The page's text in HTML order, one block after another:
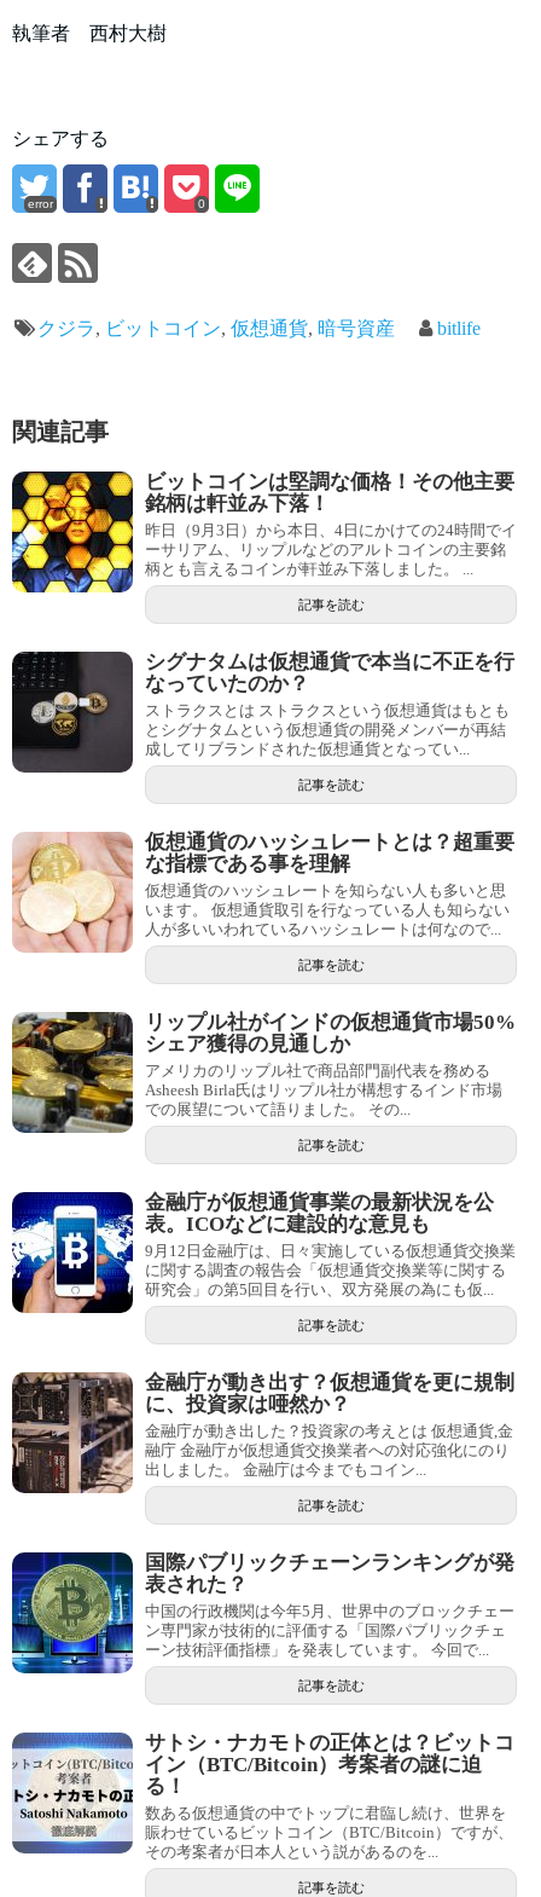
執筆者 西村大樹
シェアする
error 0
クジラ, ビットコイン, 仮想通貨, 暗号資産 bitlife
関連記事
ビットコインは堅調な価格！その他主要
銘柄は軒並み下落！
昨日（9月3日）から本日、4日にかけての24時間でイ
ーサリアム、リップルなどのアルトコインの主要銘
柄とも言えるコインが軒並み下落しました。 ...
記事を読む
シグナタムは仮想通貨で本当に不正を行
なっていたのか？
ストラクスとは ストラクスという仮想通貨はもとも
とシグナタムという仮想通貨の開発メンバーが再結
成してリブランドされた仮想通貨となってい...
記事を読む
仮想通貨のハッシュレートとは？超重要
な指標である事を理解
仮想通貨のハッシュレートを知らない人も多いと思
います。 仮想通貨取引を行なっている人も知らない
人が多いいわれているハッシュレートは何なので...
記事を読む
リップル社がインドの仮想通貨市場50%
シェア獲得の見通しか
アメリカのリップル社で商品部門副代表を務める
Asheesh Birla氏はリップル社が構想するインド市場
での展望について語りました。 その...
記事を読む
金融庁が仮想通貨事業の最新状況を公
表。ICOなどに建設的な意見も
9月12日金融庁は、日々実施している仮想通貨交換業
に関する調査の報告会「仮想通貨交換業等に関する
研究会」の第5回目を行い、双方発展の為にも仮...
記事を読む
金融庁が動き出す？仮想通貨を更に規制
に、投資家は唖然か？
金融庁が動き出した？投資家の考えとは 仮想通貨,金
融庁 金融庁が仮想通貨交換業者への対応強化にのり
出しました。 金融庁は今までもコイン...
記事を読む
国際パブリックチェーンランキングが発
表された？
中国の行政機関は今年5月、世界中のブロックチェー
ン専門家が技術的に評価する「国際パブリックチェ
ーン技術評価指標」を発表しています。 今回で...
記事を読む
サトシ・ナカモトの正体とは？ビットコ
イン（BTC/Bitcoin）考案者の謎に迫
る！
数ある仮想通貨の中でトップに君臨し続け、世界を
賑わせているビットコイン（BTC/Bitcoin）ですが、
その考案者が日本人という説があるのを...
記事を読む